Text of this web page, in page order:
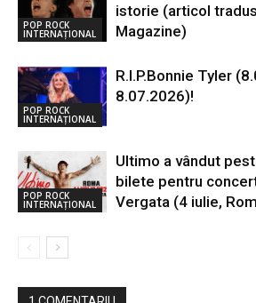
POP ROCK
INTERNAȚIONAL
istorie (articol
Magazine)
POP ROCK
INTERNAȚIONAL
R.I.P.Bonnie Tyler
8.07.2026)!
POP ROCK
INTERNAȚIONAL
Ultimo a vândut
bilete pentru
Vergata (4 iulie,